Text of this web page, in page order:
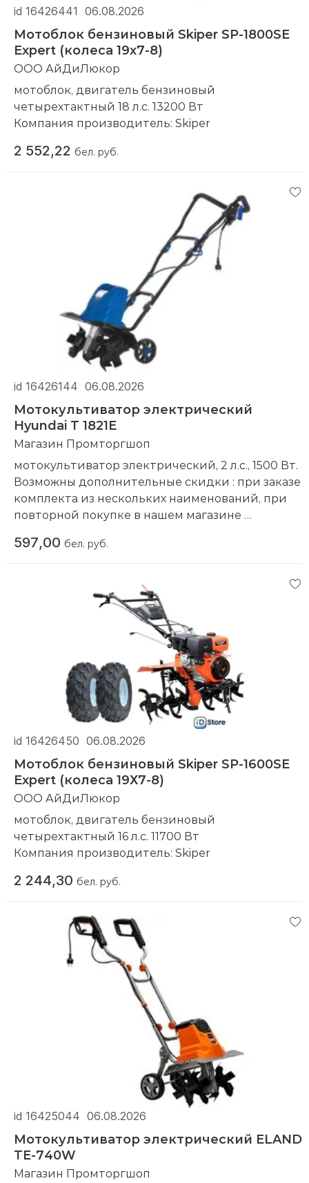
id 16426441 06.08.2026
Мотоблок бензиновый Skiper SP-1800SE
Expert (колеса 19х7-8)
ООО АйДиЛюкор
мотоблок, двигатель бензиновый
четырехтактный 18 л.с. 13200 Вт
Компания производитель: Skiper
2 552,22 бел. руб.
id 16426144 06.08.2026
Мотокультиватор электрический
Hyundai T 1821E
Магазин Промторгшоп
мотокультиватор электрический, 2 л.с., 1500 Вт.
Возможны дополнительные скидки : при заказе
комплекта из нескольких наименований, при
повторной покупке в нашем магазине
597,00 бел. руб.
id 16426450 06.08.2026
Мотоблок бензиновый Skiper SP-1600SE
Expert (колеса 19Х7-8)
ООО АйДиЛюкор
мотоблок, двигатель бензиновый
четырехтактный 16 л.с. 11700 Вт
Компания производитель: Skiper
2 244,30 бел. руб.
id 16425044 06.08.2026
Мотокультиватор электрический ELAND
TE-740W
Магазин Промторгшоп